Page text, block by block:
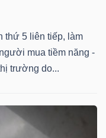
thứ 5 liên tiếp, làm
mua tiềm năng -
trường do...